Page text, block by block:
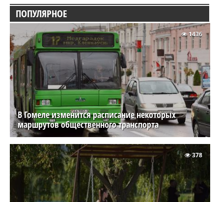
ПОПУЛЯРНОЕ
В Гомеле изменится расписание некоторых
маршрутов общественного транспорта
1436
378